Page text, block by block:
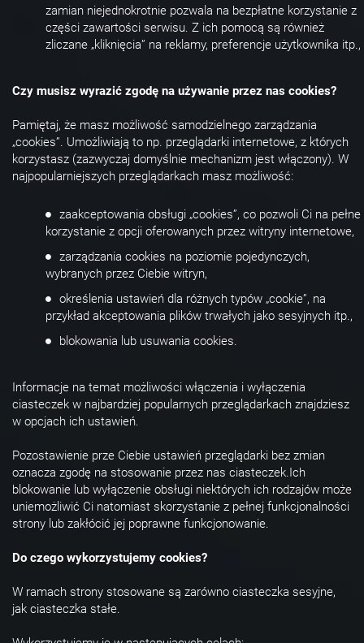
zamian niejednokrotnie pozwala na bezpłatne korzystanie z
części zawartości serwisu. Z ich pomocą są również
zliczane „kliknięcia” na reklamy, preferencje użytkownika itp.,
Czy musisz wyrazić zgodę na używanie przez nas cookies?
Pamiętaj, że masz możliwość samodzielnego zarządzania
„cookies”. Umożliwiają to np. przeglądarki internetowe, z których
korzystasz (zazwyczaj domyślnie mechanizm jest włączony). W
najpopularniejszych przeglądarkach masz możliwość:
zaakceptowania obsługi „cookies”, co pozwoli Ci na pełne
korzystanie z opcji oferowanych przez witryny internetowe,
zarządzania cookies na poziomie pojedynczych,
wybranych przez Ciebie witryn,
określenia ustawień dla różnych typów „cookie”, na
przykład akceptowania plików trwałych jako sesyjnych itp.,
blokowania lub usuwania cookies.
Informacje na temat możliwości włączenia i wyłączenia
ciasteczek w najbardziej popularnych przeglądarkach znajdziesz
w opcjach ich ustawień.
Pozostawienie prze Ciebie ustawień przeglądarki bez zmian
oznacza zgodę na stosowanie przez nas ciasteczek.Ich
blokowanie lub wyłączenie obsługi niektórych ich rodzajów może
uniemożliwić Ci natomiast skorzystanie z pełnej funkcjonalności
strony lub zakłócić jej poprawne funkcjonowanie.
Do czego wykorzystujemy cookies?
W ramach strony stosowane są zarówno ciasteczka sesyjne,
jak ciasteczka stałe.